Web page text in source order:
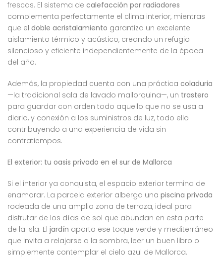
frescas. El sistema de calefacción por radiadores
complementa perfectamente el clima interior, mientras
que el doble acristalamiento garantiza un excelente
aislamiento térmico y acústico, creando un refugio
silencioso y eficiente independientemente de la época
del año.
Además, la propiedad cuenta con una práctica coladuria
—la tradicional sala de lavado mallorquina—, un trastero
para guardar con orden todo aquello que no se usa a
diario, y conexión a los suministros de luz, todo ello
contribuyendo a una experiencia de vida sin
contratiempos.
El exterior: tu oasis privado en el sur de Mallorca
Si el interior ya conquista, el espacio exterior termina de
enamorar. La parcela exterior alberga una piscina privada
rodeada de una amplia zona de terraza, ideal para
disfrutar de los días de sol que abundan en esta parte
de la isla. El jardín aporta ese toque verde y mediterráneo
que invita a relajarse a la sombra, leer un buen libro o
simplemente contemplar el cielo azul de Mallorca.